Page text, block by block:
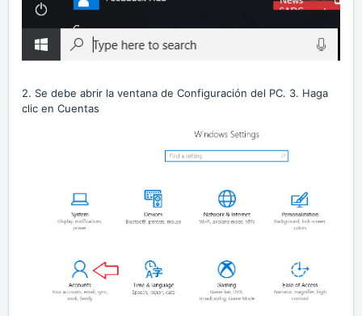
2. Se debe abrir la ventana de Configuración del PC. 3. Haga
clic en Cuentas